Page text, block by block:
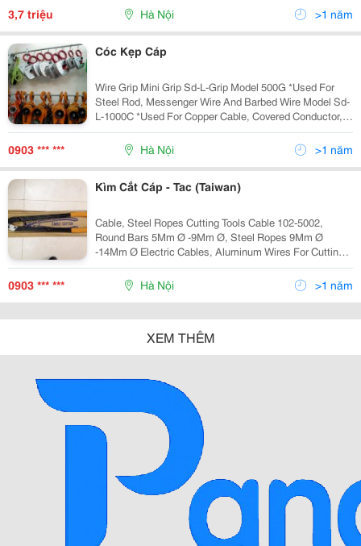
3,7 triệu Hà Nội >1 năm
Cóc Kẹp Cáp
Wire Grip Mini Grip Sd-L-Grip Model 500G *Used For
Steel Rod, Messenger Wire And Barbed Wire Model Sd-
L-1000C *Used For Copper Cable, Covered Conductor,
Steel Rod, Messenger Wire And Copper Cable Safe Lo
0903 *** *** Hà Nội >1 năm
Kìm Cắt Cáp - Tac (Taiwan)
Cable, Steel Ropes Cutting Tools Cable 102-5002,
Round Bars 5Mm Ø -9Mm Ø, Steel Ropes 9Mm Ø
-14Mm Ø Electric Cables, Aluminum Wires For Cutting,
Smooth Blade, Quickness; Type: Direct Type, Ratchet
Type. Speciali
0903 *** *** Hà Nội >1 năm
XEM THÊM